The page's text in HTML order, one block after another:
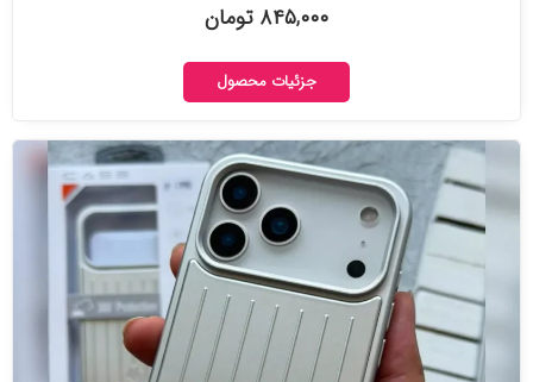
۸۴۵,۰۰۰ تومان
جزئیات محصول